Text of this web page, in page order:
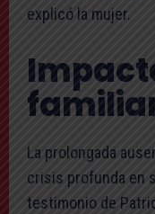
explicó la mujer.
La prolongada
crisis profunda en
testimonio de